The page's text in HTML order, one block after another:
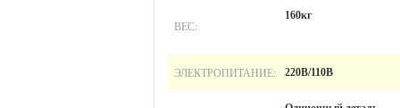
ВЕС:
160кг
ЭЛЕКТРОПИТАНИЕ: 220В/110В